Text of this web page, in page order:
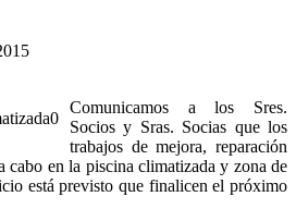
Comunicamos a los Sres.
Socios y Sras. Socias que los
trabajos de mejora, reparación
cabo en la piscina climatizada y zona de
está previsto que finalicen el próximo